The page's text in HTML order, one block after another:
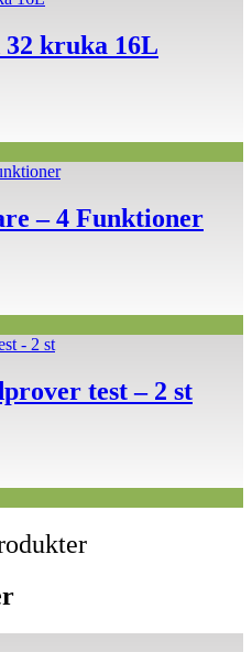
32 kruka 16L
– 4 Funktioner
test – 2 st